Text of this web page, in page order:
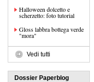
Halloween dolcetto e
scherzetto: foto tutorial
Gloss labbra bottega verde
"mora"
Vedi tutti
Dossier Paperblog